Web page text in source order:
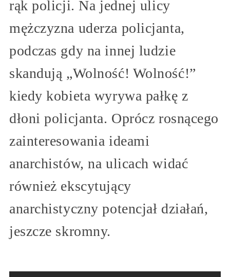
rąk policji. Na jednej ulicy
mężczyzna uderza policjanta,
podczas gdy na innej ludzie
skandują „Wolność! Wolność!”
kiedy kobieta wyrywa pałkę z
dłoni policjanta. Oprócz rosnącego
zainteresowania ideami
anarchistów, na ulicach widać
również ekscytujący
anarchistyczny potencjał działań,
jeszcze skromny.